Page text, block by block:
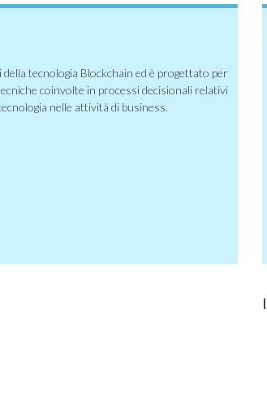
tecnologia Blockchain ed è progettato per
coinvolte in processi decisionali relativi
nelle attività di business.